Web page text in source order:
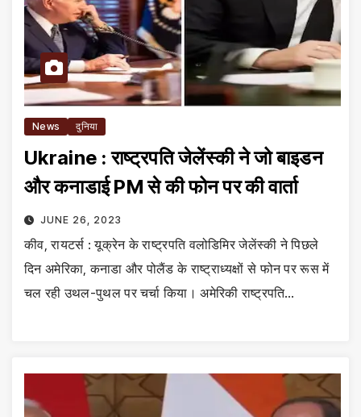
News दुनिया
Ukraine : राष्ट्रपति जेलेंस्की ने जो बाइडन
और कनाडाई PM से की फोन पर की वार्ता
JUNE 26, 2023
कीव, रायटर्स : यूक्रेन के राष्ट्रपति वलोडिमिर जेलेंस्की ने पिछले
दिन अमेरिका, कनाडा और पोलैंड के राष्ट्राध्यक्षों से फोन पर रूस में
चल रही उथल-पुथल पर चर्चा किया। अमेरिकी राष्ट्रपति…